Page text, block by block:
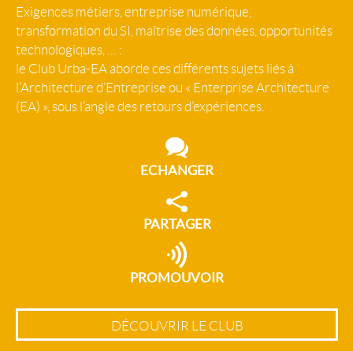
Exigences métiers, entreprise numérique,
transformation du SI, maîtrise des données, opportunités
technologiques, … :
le Club Urba-EA aborde ces différents sujets liés à
l’Architecture d’Entreprise ou « Enterprise Architecture
(EA) », sous l’angle des retours d’expériences.
ECHANGER
PARTAGER
PROMOUVOIR
DÉCOUVRIR LE CLUB